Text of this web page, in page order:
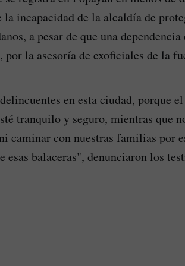
incapacidad de la alcaldía de
a pesar de que una
por la asesoría de exoficiales de la
en esta ciudad, porque
tranquilo y seguro, mientras que
caminar con nuestras familias por
esas balaceras", denunciaron los